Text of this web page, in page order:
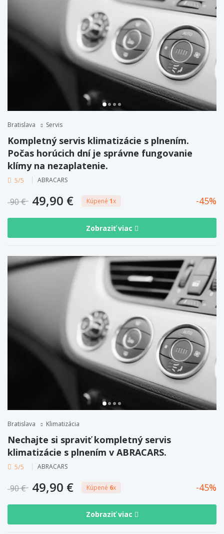
Bratislava Servis
Kompletný servis klimatizácie s plnením.
Počas horúcich dní je správne fungovanie
klímy na nezaplatenie.
5/5 ABRACARS
90 € 49,90 € Kúpené 1x 45
Zobraziť viac
Bratislava Klimatizácia
Nechajte si spraviť kompletný servis
klimatizácie s plnením v ABRACARS.
5/5 ABRACARS
90 € 49,90 € Kúpené 6x 45
Zobraziť viac